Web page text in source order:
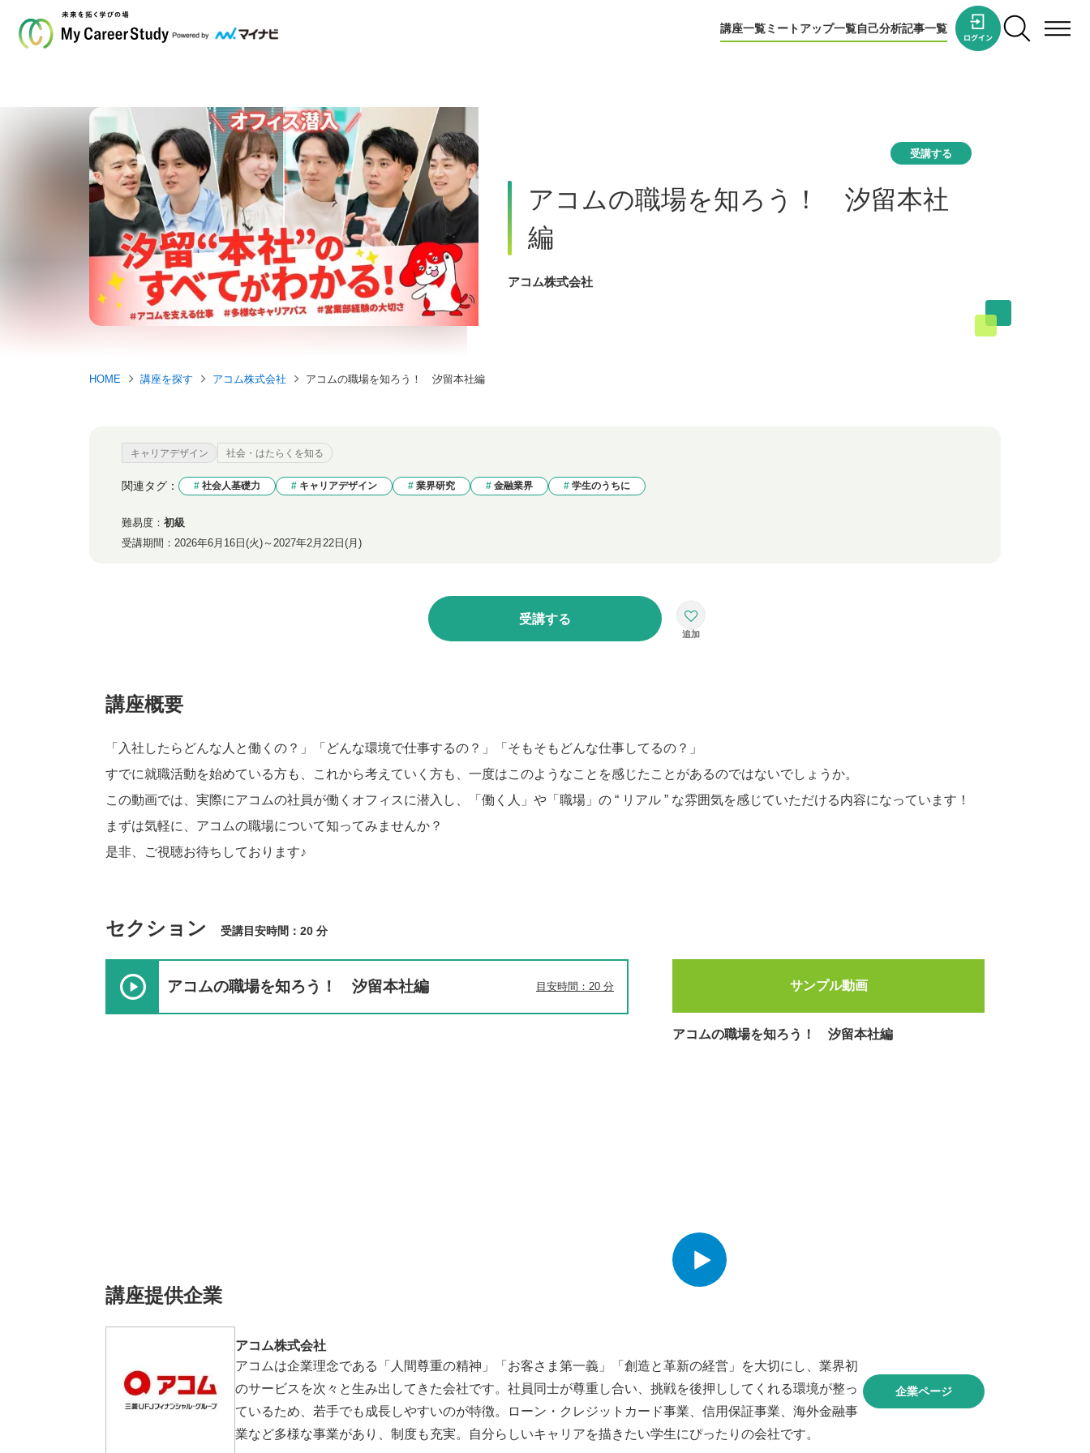
講座一覧ミートアップ一覧自己分析記事一覧
受講する
アコムの職場を知ろう！ 汐留本社
編
アコム株式会社
HOME 講座を探す アコム株式会社 アコムの職場を知ろう！ 汐留本社編
キャリアデザイン 社会・はたらくを知る
関連タグ： 社会人基礎力 キャリアデザイン 業界研究 金融業界 学生のうちに
難易度： 初級
受講期間： 2026年6月16日(火)～2027年2月22日(月)
受講する
講座概要
「入社したらどんな人と働くの？」「どんな環境で仕事するの？」「そもそもどんな仕事してるの？」
すでに就職活動を始めている方も、これから考えていく方も、一度はこのようなことを感じたことがあるのではないでしょうか。
この動画では、実際にアコムの社員が働くオフィスに潜入し、「働く人」や「職場」の “ リアル ” な雰囲気を感じていただける内容になっています！
まずは気軽に、アコムの職場について知ってみませんか？
是非、ご視聴お待ちしております♪
セクション 受講目安時間：20 分
アコムの職場を知ろう！ 汐留本社編 目安時間：20 分 サンプル動画
アコムの職場を知ろう！ 汐留本社編
講座提供企業
アコム株式会社
アコムは企業理念である「人間尊重の精神」「お客さま第一義」「創造と革新の経営」を大切にし、業界初
のサービスを次々と生み出してきた会社です。社員同士が尊重し合い、挑戦を後押ししてくれる環境が整っ
ているため、若手でも成長しやすいのが特徴。ローン・クレジットカード事業、信用保証事業、海外金融事
業など多様な事業があり、制度も充実。自分らしいキャリアを描きたい学生にぴったりの会社です。
企業ページ